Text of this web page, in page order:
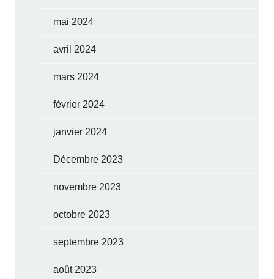
mai 2024
avril 2024
mars 2024
février 2024
janvier 2024
Décembre 2023
novembre 2023
octobre 2023
septembre 2023
août 2023